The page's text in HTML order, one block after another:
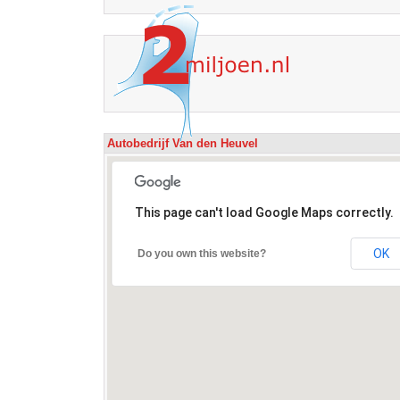
Autobedrijf Van den Heuvel
This page can't load Google Maps correctly.
Do you own this website? OK